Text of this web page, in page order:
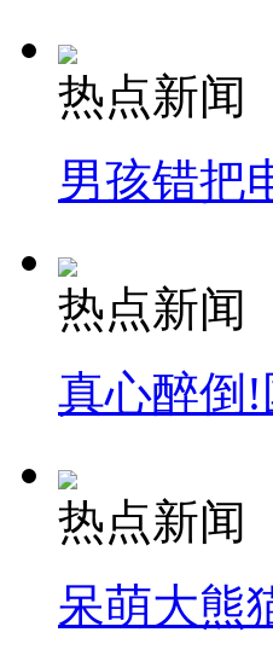
热点新闻
男孩错把
热点新闻
真心醉倒
热点新闻
呆萌大熊